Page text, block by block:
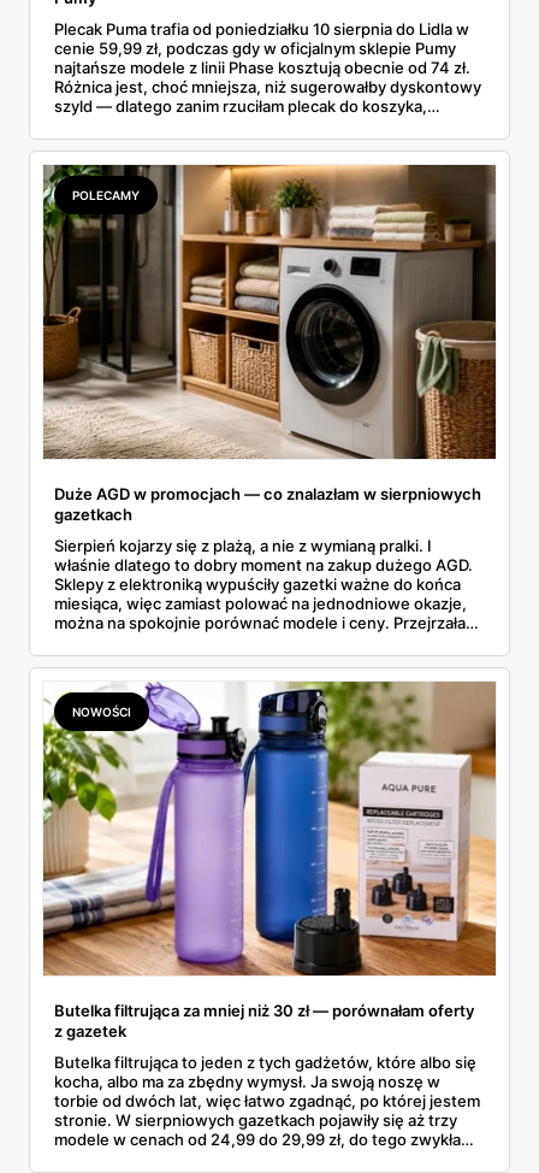
Plecak Puma trafia od poniedziałku 10 sierpnia do Lidla w
cenie 59,99 zł, podczas gdy w oficjalnym sklepie Pumy
najtańsze modele z linii Phase kosztują obecnie od 74 zł.
Różnica jest, choć mniejsza, niż sugerowałby dyskontowy
szyld — dlatego zanim rzuciłam plecak do koszyka,
rozpiska: co dokładnie sprzedaje Lidl, ile kosztują
odpowiedniki u producenta i komu ten zakup naprawdę
się opłaci.
POLECAMY
Duże AGD w promocjach — co znalazłam w sierpniowych
gazetkach
Sierpień kojarzy się z plażą, a nie z wymianą pralki. I
właśnie dlatego to dobry moment na zakup dużego AGD.
Sklepy z elektroniką wypuściły gazetki ważne do końca
miesiąca, więc zamiast polować na jednodniowe okazje,
można na spokojnie porównać modele i ceny. Przejrzałam
znalazłam, z cenami i terminami.
NOWOŚCI
Butelka filtrująca za mniej niż 30 zł — porównałam oferty
z gazetek
Butelka filtrująca to jeden z tych gadżetów, które albo się
kocha, albo ma za zbędny wymysł. Ja swoją noszę w
torbie od dwóch lat, więc łatwo zgadnąć, po której jestem
stronie. W sierpniowych gazetkach pojawiły się aż trzy
modele w cenach od 24,99 do 29,99 zł, do tego zwykła